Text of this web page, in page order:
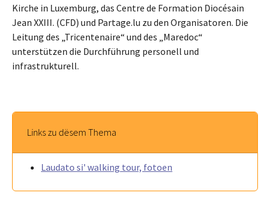
Kirche in Luxemburg, das Centre de Formation Diocésain
Jean XXIII. (CFD) und Partage.lu zu den Organisatoren. Die
Leitung des „Tricentenaire“ und des „Maredoc“
unterstützen die Durchführung personell und
infrastrukturell.
Links zu dësem Thema
Laudato si' walking tour, fotoen